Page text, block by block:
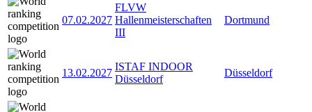
07.02.2027
FLVW
Hallenmeisterschaften
III
Dortmund
13.02.2027
ISTAF INDOOR
Düsseldorf
Düsseldorf